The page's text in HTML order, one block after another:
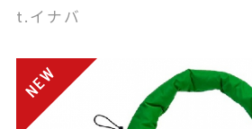
t.イナバ